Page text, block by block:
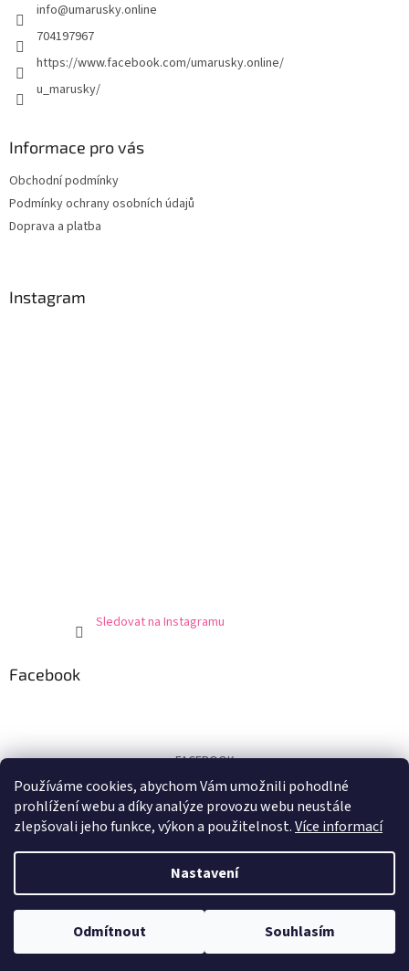
Používáme cookies, abychom Vám umožnili pohodlné
prohlížení webu a díky analýze provozu webu neustále
zlepšovali jeho funkce, výkon a použitelnost.Více informací
Nastavení
Odmítnout Souhlasím
info@umarusky.online
704197967
https://www.facebook.com/umarusky.online/
u_marusky/
Informace pro vás
Obchodní podmínky
Podmínky ochrany osobních údajů
Doprava a platba
Instagram
Sledovat na Instagramu
Facebook
FACEBOOK
Certifikát
Vytvořil Shoptet
Copyright 2026E-shop U Marušky . Všechna práva vyhrazena.